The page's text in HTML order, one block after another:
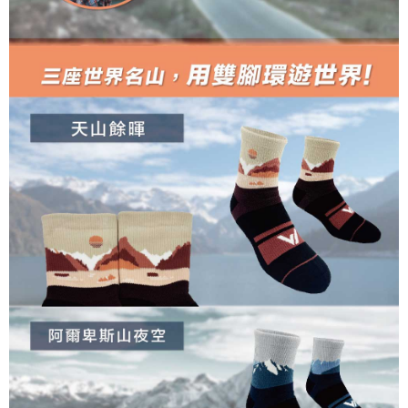
transaksi Gogo, selepas pengesahan nombor telefon, pilih bilangan
ansuran yang diingini, tarikh akhir pembayaran, dan setelah
mengesahkan pembayaran, transaksi akan selesai.
adalah berdasarkan halaman pengesahan transaksi seterusnya.
4. Dalam masa 30 minit selepas pesanan ditubuhkan, jika tidak pergi
untuk mengesahkan transaksi atau jika tidak lulus semakan, pesanan
akan dibatalkan secara automatik. Jika terdapat situasi "pindah untuk
semakan khusus" yang tidak lulus, ini menunjukkan bahawa sistem
penilaian tidak mencukupi, tiada penjelasan mengenai kandungan
penilaian boleh diberikan.
【Penerangan Kaedah Pembayaran】
1. Pembayaran ansuran tidak digabungkan dalam bil telekomunikasi,
"Pembayaran Ansuran Gogo" akan menghantar SMS peringatan
pembayaran selepas tarikh penyelesaian bulanan.
2. Melalui pautan SMS untuk membuka bil, anda boleh memilih untuk
membayar melalui "Kod bar kedai serbaneka / Kedai rasmi Taiwan
Mobile / Pemindahan bank / Pembayaran J街口 / iPASS MONEY" dan
saluran lain.
【Nota Penting】
1. Perkhidmatan ini disediakan oleh "Taiwan Mobile Co., Ltd." untuk
membolehkan pengguna membeli produk atau perkhidmatan melalui
perkhidmatan ini semasa transaksi, dan kedai akan menyerahkan hak